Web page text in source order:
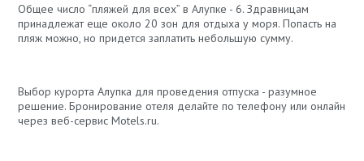
Общее число “пляжей для всех” в Алупке - 6. Здравницам
принадлежат еще около 20 зон для отдыха у моря. Попасть на
пляж можно, но придется заплатить небольшую сумму.
Выбор курорта Алупка для проведения отпуска - разумное
решение. Бронирование отеля делайте по телефону или онлайн
через веб-сервис Motels.ru.